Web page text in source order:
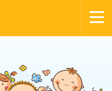
Aktivity pre deti
Fotogaléria